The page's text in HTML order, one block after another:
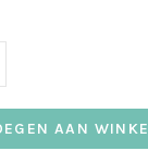
AAN